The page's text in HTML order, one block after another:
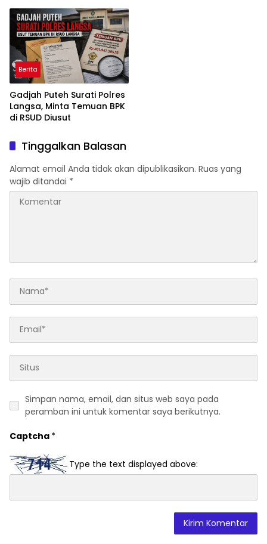
NKRI
Berita
Gadjah Puteh Surati Polres
Langsa, Minta Temuan BPK
di RSUD Diusut
Tinggalkan Balasan
Alamat email Anda tidak akan dipublikasikan. Ruas yang
wajib ditandai *
Simpan nama, email, dan situs web saya pada
peramban ini untuk komentar saya berikutnya.
Captcha *
Type the text displayed above: